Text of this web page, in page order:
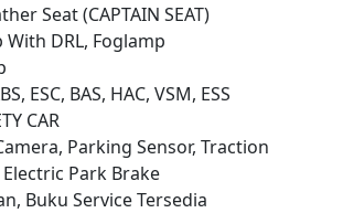
Seat (CAPTAIN SEAT)
DRL, Foglamp
ESC, BAS, HAC, VSM, ESS
CAR
Parking Sensor, Traction
Park Brake
Buku Service Tersedia